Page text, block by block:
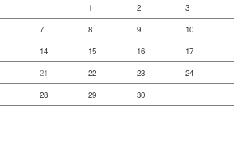
1 2
3
7 8 9
10
14 15 16
17
21 22 23
24
28 29
30